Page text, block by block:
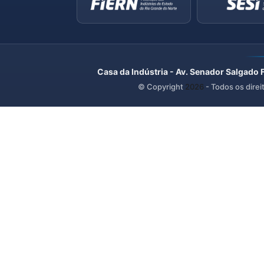
Casa da Indústria - Av. Senador
© Copyright 2026 - Todos os